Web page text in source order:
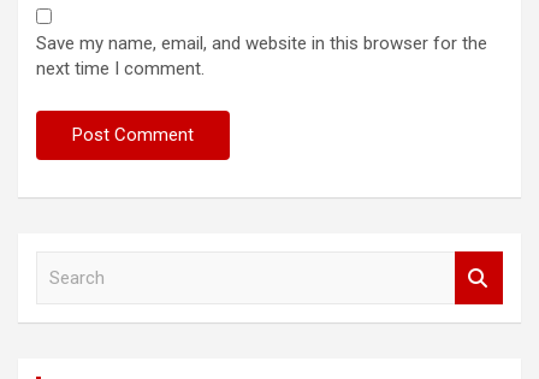
Save my name, email, and website in this browser for the
next time I comment.